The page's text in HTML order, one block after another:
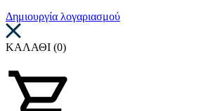
Δημιουργία λογαριασμού
ΚΑΛΑΘΙ (0)